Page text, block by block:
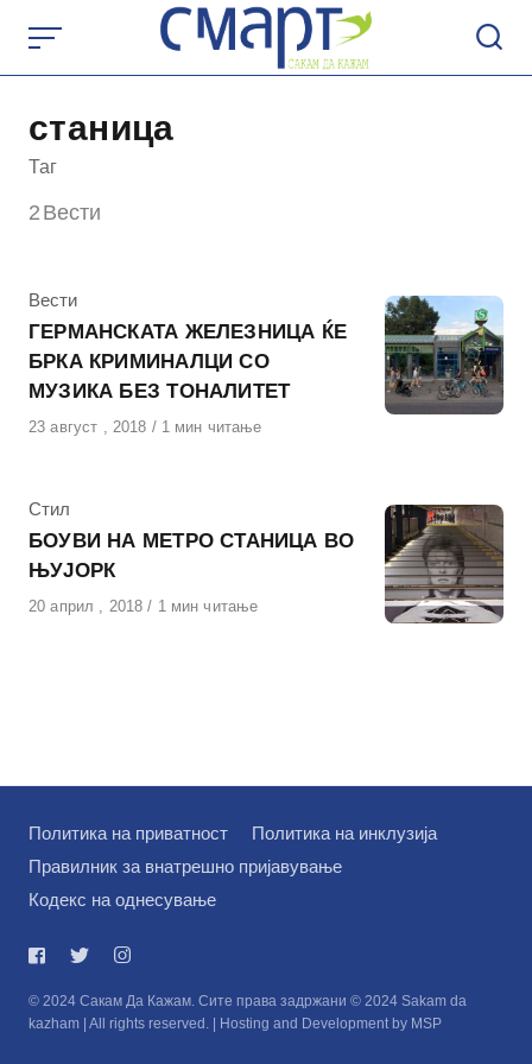
content
станица
Таг
2 Вести
КАтегорија
Вести
ГЕРМАНСКАТА ЖЕЛЕЗНИЦА ЌЕ
БРКА КРИМИНАЛЦИ СО
МУЗИКА БЕЗ ТОНАЛИТЕТ
Објавено
23 август , 2018 1 мин читање
КАтегорија
Стил
БОУВИ НА МЕТРО СТАНИЦА ВО
ЊУЈОРК
Објавено
20 април , 2018 1 мин читање
Политика на приватност
Политика на инклузија
Правилник за внатрешно пријавување
Кодекс на однесување
© 2024 Сакам Да Кажам. Сите права задржани © 2024 Sakam da
kazham | All rights reserved. | Hosting and Development by MSP